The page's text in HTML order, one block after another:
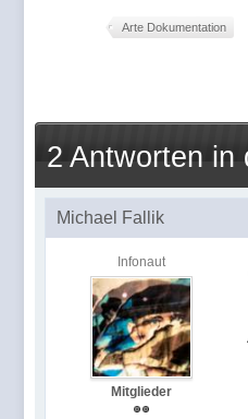
Arte Dokumentation
2 Antworten in
Michael Fallik
Infonaut
Mitglieder